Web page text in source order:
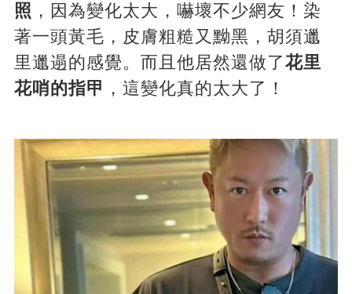
照 ，因為變化太大，嚇壞不少網友！染
著一頭黃毛，皮膚粗糙又黝黑，胡須邋
里邋遢的感覺。而且他居然還做了花里
花哨的指甲 ，這變化真的太大了！